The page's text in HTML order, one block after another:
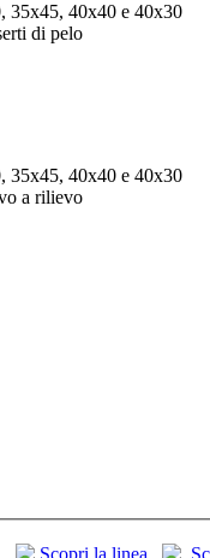
35x45, 40x40 e 40x30
di pelo
35x45, 40x40 e 40x30
a rilievo